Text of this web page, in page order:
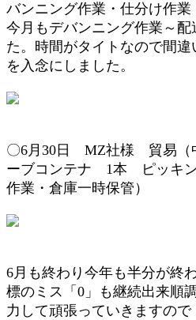
バンニング作業・ 仕分け作業
今月もデバンニング作業～
た。時間がタイトなので間
を入念にしました。
〇6月30 日 MZ社様 貿易（
ーブコンテナ 1本
ピッキ
作業・倉庫一時保管 ）
6月も終わり今年も半分が終
標のミス「0」も継続出来順
力して頑張っていきますの